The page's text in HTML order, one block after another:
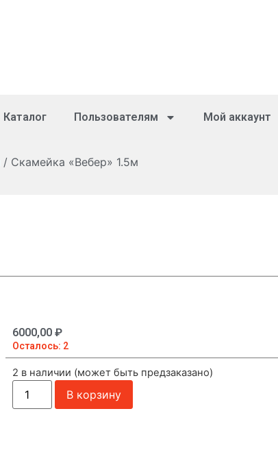
Каталог Пользователям Мой аккаунт
/ Скамейка «Вебер» 1.5м
6000,00 ₽
Осталось: 2
2 в наличии (может быть предзаказано)
В корзину